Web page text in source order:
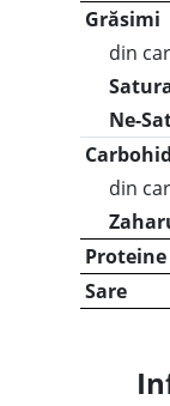
Grăsimi
din
Ne-
din
Proteine
Sare